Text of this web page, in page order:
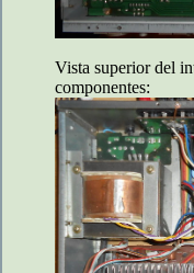
Vista superior del
componentes: